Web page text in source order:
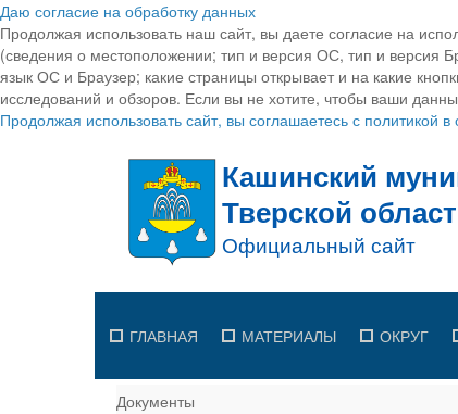
Даю согласие на обработку данных
Продолжая использовать наш сайт, вы даете согласие на
(сведения о местоположении; тип и версия ОС, тип и версия
язык ОС и Браузер; какие страницы открывает и на какие
исследований и обзоров. Если вы не хотите, чтобы ваши
Продолжая использовать сайт, вы соглашаетесь с политикой
ГЛАВНАЯ МАТЕРИАЛЫ ОКРУГ
Документы